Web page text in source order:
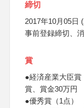
締切
2017年10月05日
事前登録締切、
賞
●経済産業大臣
賞、賞金30万円
●優秀賞（1点）